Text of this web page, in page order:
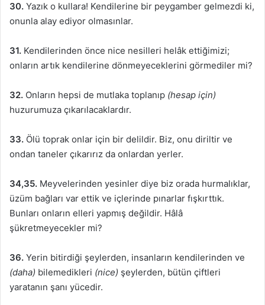
30. Yazık o kullara! Kendilerine bir peygamber gelmezdi ki,
onunla alay ediyor olmasınlar.
31. Kendilerinden önce nice nesilleri helâk ettiğimizi;
onların artık kendilerine dönmeyeceklerini görmediler mi?
32. Onların hepsi de mutlaka toplanıp (hesap için)
huzurumuza çıkarılacaklardır.
33. Ölü toprak onlar için bir delildir. Biz, onu diriltir ve
ondan taneler çıkarırız da onlardan yerler.
34,35. Meyvelerinden yesinler diye biz orada hurmalıklar,
üzüm bağları var ettik ve içlerinde pınarlar fışkırttık.
Bunları onların elleri yapmış değildir. Hâlâ
şükretmeyecekler mi?
36. Yerin bitirdiği şeylerden, insanların kendilerinden ve
(daha) bilemedikleri (nice) şeylerden, bütün çiftleri
yaratanın şanı yücedir.